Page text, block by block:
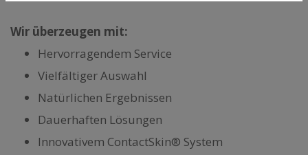
Wir überzeugen mit:
Hervorragendem Service
Vielfältiger Auswahl
Natürlichen Ergebnissen
Dauerhaften Lösungen
Innovativem ContactSkin® System